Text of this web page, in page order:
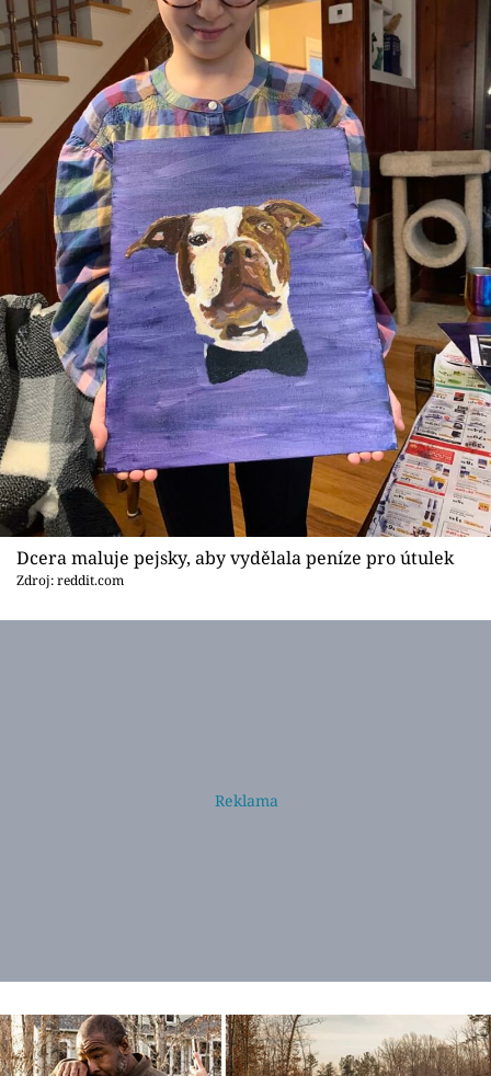
Dcera maluje pejsky, aby vydělala peníze pro útulek
Zdroj: reddit.com